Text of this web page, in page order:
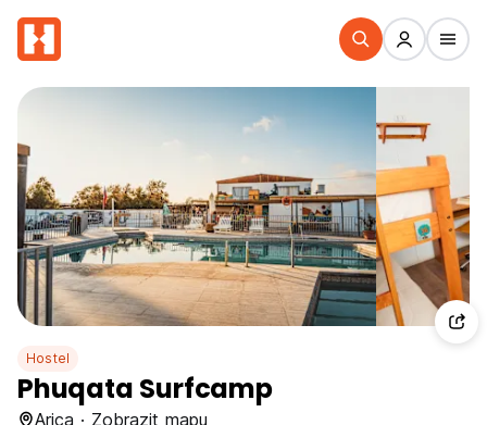
Hostel
Phuqata Surfcamp
Arica · Zobrazit mapu